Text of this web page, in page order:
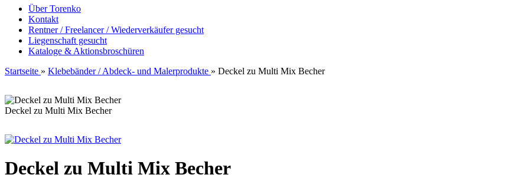
Über Torenko
Kontakt
Rentner / Freelancer / Wiederverkäufer gesucht
Liegenschaft gesucht
Kataloge & Aktionsbroschüren
Startseite » Klebebänder / Abdeck- und Malerprodukte » Deckel zu Multi Mix Becher
Deckel zu Multi Mix Becher
Deckel zu Multi Mix Becher